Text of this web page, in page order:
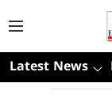
Latest News